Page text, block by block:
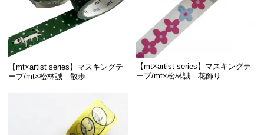
【mt×artist series】マスキングテ
ープ/mt×松林誠 散歩
【mt×artist series】マスキングテ
ープ/mt×松林誠 花飾り